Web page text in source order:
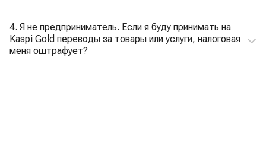
4. Я не предприниматель. Если я буду принимать на
Kaspi Gold переводы за товары или услуги, налоговая
меня оштрафует?